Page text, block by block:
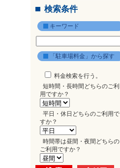
検索条件
キーワード
「駐車場料金」から探す
料金検索を行う。
短時間・長時間どちらのご利
用ですか？
平日・休日どちらのご利用で
すか？
時間帯は昼間・夜間どちらの
ご利用ですか？